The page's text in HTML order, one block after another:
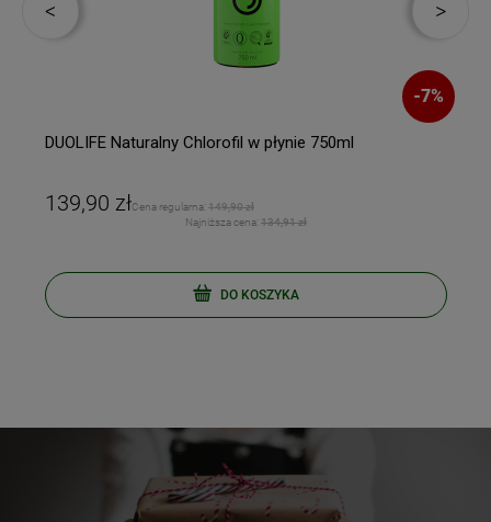
-7%
DUOLIFE Naturalny Chlorofil w płynie 750ml
139,90 złCena regularna: 149,90 zł
Najniższa cena: 134,91 zł
DO KOSZYKA